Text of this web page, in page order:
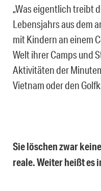
„Was eigentlich treibt
Lebensjahrs aus dem
mit Kindern an einem
Welt ihrer Camps und
Aktivitäten der
Vietnam oder den
Sie löschen zwar
reale. Weiter heißt es